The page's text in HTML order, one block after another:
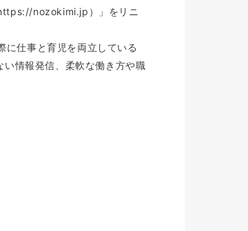
nozokimi.jp）」をリニ
に仕事と育児を両立している
情報発信、柔軟な働き方や職